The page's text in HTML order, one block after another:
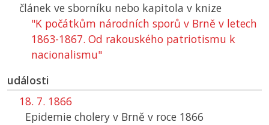
článek ve sborníku nebo kapitola v knize
"K počátkům národních sporů v Brně v letech
1863-1867. Od rakouského patriotismu k
nacionalismu"
události
18. 7. 1866
Epidemie cholery v Brně v roce 1866